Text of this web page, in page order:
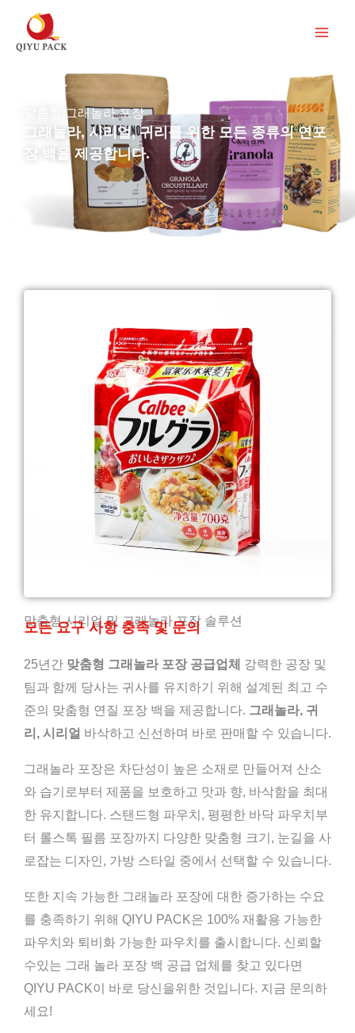
맞춤형 그래놀라 포장
그래놀라, 시리얼, 귀리를 위한 모든 종류의 연포
장 백을 제공합니다.
맞춤형 시리얼 및 그래놀라 포장 솔루션
모든 요구 사항 충족 및 문의
25년간 맞춤형 그래놀라 포장 공급업체
강력한 공장 및
팀과 함께 당사는 귀사를 유지하기 위해 설계된 최고 수
준의 맞춤형 연질 포장 백을 제공합니다. 그래놀라, 귀
리, 시리얼 바삭하고 신선하며 바로 판매할 수 있습니다.
그래놀라 포장은 차단성이 높은 소재로 만들어져 산소
와 습기로부터 제품을 보호하고 맛과 향, 바삭함을 최대
한 유지합니다. 스탠드형 파우치, 평평한 바닥 파우치부
터 롤스톡 필름 포장까지 다양한 맞춤형 크기, 눈길을 사
로잡는 디자인, 가방 스타일 중에서 선택할 수 있습니다.
또한 지속 가능한 그래놀라 포장에 대한 증가하는 수요
를 충족하기 위해 QIYU PACK은 100% 재활용 가능한
파우치와 퇴비화 가능한 파우치를 출시합니다. 신뢰할
수있는 그래 놀라 포장 백 공급 업체를 찾고 있다면
QIYU PACK이 바로 당신을위한 것입니다. 지금 문의하
세요!